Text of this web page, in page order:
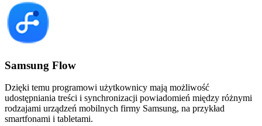
Samsung Flow
Dzięki temu programowi użytkownicy mają możliwość
udostępniania treści i synchronizacji powiadomień między różnymi
rodzajami urządzeń mobilnych firmy Samsung, na przykład
smartfonami i tabletami.